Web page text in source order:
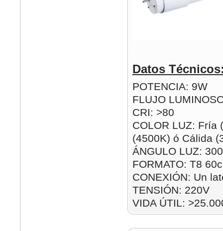
Datos
POTENCIA: 9W
FLUJO
CRI: >80
COLOR LUZ: Fría
(4500K) ó Cálida
ÁNGULO LUZ:
FORMATO: T8
CONEXIÓN: Un
TENSIÓN: 220V
VIDA ÚTIL: